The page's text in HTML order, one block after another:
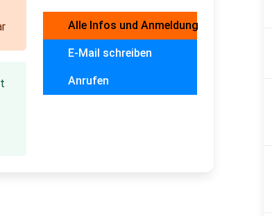
Alle Infos und Anmeldung
E-Mail schreiben
Anrufen